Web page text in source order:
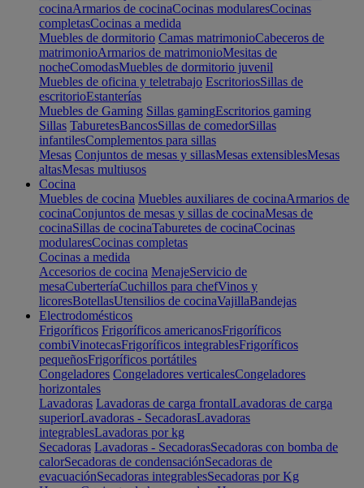
cocinaArmarios de cocinaCocinas modularesCocinas
completasCocinas a medida
Muebles de dormitorio Camas matrimonioCabeceros de
matrimonioArmarios de matrimonioMesitas de
nocheComodasMuebles de dormitorio juvenil
Muebles de oficina y teletrabajo EscritoriosSillas de
escritorioEstanterías
Muebles de Gaming Sillas gamingEscritorios gaming
Sillas TaburetesBancosSillas de comedorSillas
infantilesComplementos para sillas
Mesas Conjuntos de mesas y sillasMesas extensiblesMesas
altasMesas multiusos
Cocina
Muebles de cocina Muebles auxiliares de cocinaArmarios de
cocinaConjuntos de mesas y sillas de cocinaMesas de
cocinaSillas de cocinaTaburetes de cocinaCocinas
modularesCocinas completas
Cocinas a medida
Accesorios de cocina MenajeServicio de
mesaCuberteríaCuchillos para chefVinos y
licoresBotellasUtensilios de cocinaVajillaBandejas
Electrodomésticos
Frigoríficos Frigoríficos americanosFrigoríficos
combiVinotecasFrigoríficos integrablesFrigoríficos
pequeñosFrigoríficos portátiles
Congeladores Congeladores verticalesCongeladores
horizontales
Lavadoras Lavadoras de carga frontalLavadoras de carga
superiorLavadoras - SecadorasLavadoras
integrablesLavadoras por kg
Secadoras Lavadoras - SecadorasSecadoras con bomba de
calorSecadoras de condensaciónSecadoras de
evacuaciónSecadoras integrablesSecadoras por Kg